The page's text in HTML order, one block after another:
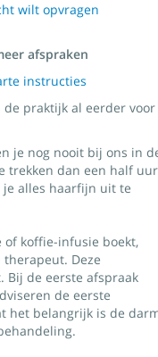
wilt opvragen
afspraken
instructies
praktijk al eerder voor
je nog nooit bij ons in
trekken dan een half uur
alles haarfijn uit te
of koffie-infusie boekt,
Deze
Bij de eerste afspraak
de eerste
het belangrijk is de